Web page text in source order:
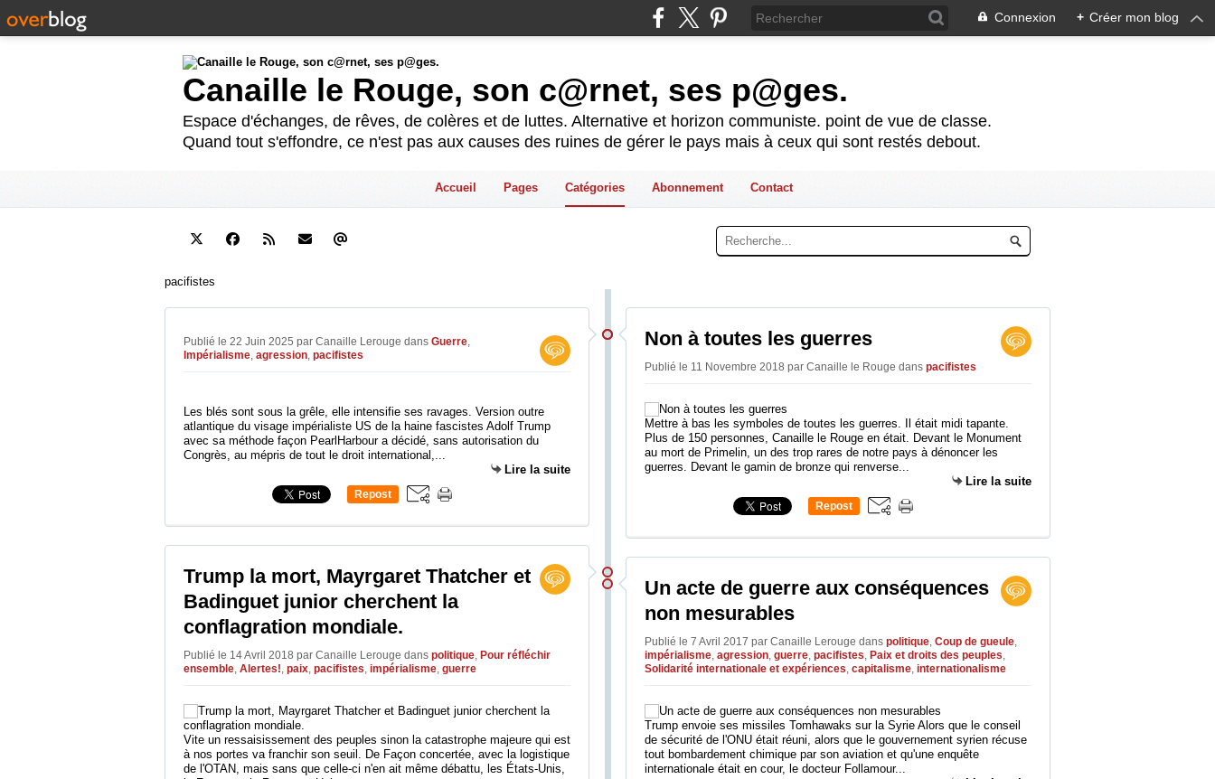
Connexion + Créer mon blog
Canaille le Rouge, son c@rnet, ses p@ges.
Espace d'échanges, de rêves, de colères et de luttes. Alternative et horizon communiste. point de vue de classe.
Quand tout s'effondre, ce n'est pas aux causes des ruines de gérer le pays mais à ceux qui sont restés debout.
Accueil Pages Catégories Abonnement Contact
pacifistes
Publié le 22 Juin 2025 par Canaille Lerouge dans Guerre
Impérialisme agression pacifistes
Les blés sont sous la grêle, elle intensifie ses ravages. Version outre
atlantique du visage impérialiste US de la haine fascistes Adolf Trump
avec sa méthode façon PearlHarbour a décidé, sans autorisation du
Congrès, au mépris de tout le droit international,...
Lire la suite
Repost
Trump la mort, Mayrgaret Thatcher et
Badinguet junior cherchent la
conflagration mondiale.
Publié le 14 Avril 2018 par Canaille Lerouge dans politique Pour réfléchir
ensemble Alertes! paix pacifistes impérialisme guerre
Vite un ressaisissement des peuples sinon la catastrophe majeure qui est
à nos portes va franchir son seuil. De Façon concertée, avec la logistique
de l'OTAN, mais sans que celle-ci n'en ait même débattu, les États-Unis,
Non à toutes les guerres
Publié le 11 Novembre 2018 par Canaille le Rouge dans pacifistes
Mettre à bas les symboles de toutes les guerres. Il était midi tapante.
Plus de 150 personnes, Canaille le Rouge en était. Devant le Monument
au mort de Primelin, un des trop rares de notre pays à dénoncer les
guerres. Devant le gamin de bronze qui renverse...
Lire la suite
Repost
Un acte de guerre aux conséquences
non mesurables
Publié le 7 Avril 2017 par Canaille Lerouge dans politique Coup de gueule
impérialisme agression guerre pacifistes Paix et droits des peuples
Solidarité internationale et expériences capitalisme internationalisme
Trump envoie ses missiles Tomhawaks sur la Syrie Alors que le conseil
de sécurité de l'ONU était réuni, alors que le gouvernement syrien récuse
tout bombardement chimique par son aviation et qu'une enquête
internationale était en cour, le docteur Follamour...